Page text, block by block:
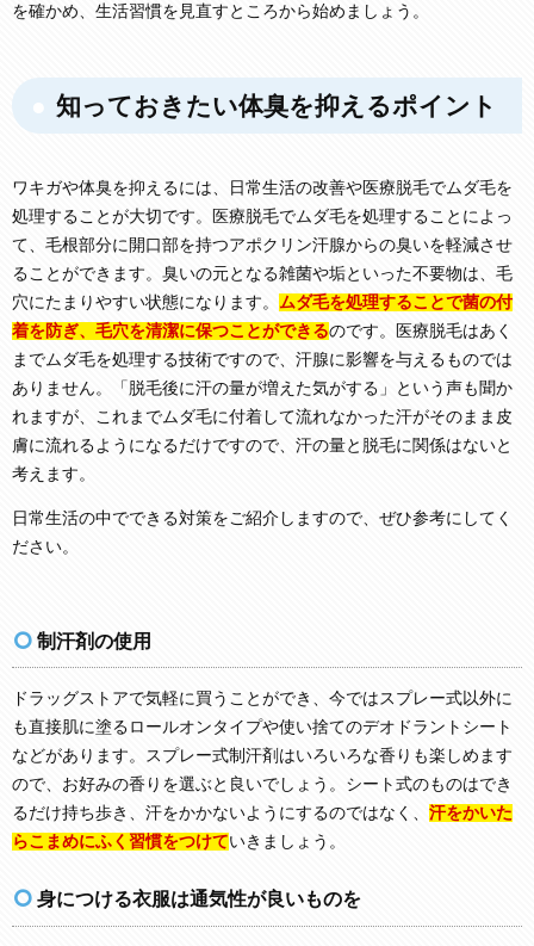
を確かめ、生活習慣を見直すところから始めましょう。
知っておきたい体臭を抑えるポイント
ワキガや体臭を抑えるには、日常生活の改善や医療脱毛でムダ毛を
処理することが大切です。医療脱毛でムダ毛を処理することによっ
て、毛根部分に開口部を持つアポクリン汗腺からの臭いを軽減させ
ることができます。臭いの元となる雑菌や垢といった不要物は、毛
穴にたまりやすい状態になります。 ムダ毛を処理することで菌の付
着を防ぎ、毛穴を清潔に保つことができるのです。医療脱毛はあく
までムダ毛を処理する技術ですので、汗腺に影響を与えるものでは
ありません。「脱毛後に汗の量が増えた気がする」という声も聞か
れますが、これまでムダ毛に付着して流れなかった汗がそのまま皮
膚に流れるようになるだけですので、汗の量と脱毛に関係はないと
考えます。
日常生活の中でできる対策をご紹介しますので、ぜひ参考にしてく
ださい。
制汗剤の使用
ドラッグストアで気軽に買うことができ、今ではスプレー式以外に
も直接肌に塗るロールオンタイプや使い捨てのデオドラントシート
などがあります。スプレー式制汗剤はいろいろな香りも楽しめます
ので、お好みの香りを選ぶと良いでしょう。シート式のものはでき
るだけ持ち歩き、汗をかかないようにするのではなく、 汗をかいた
らこまめにふく習慣をつけていきましょう。
身につける衣服は通気性が良いものを